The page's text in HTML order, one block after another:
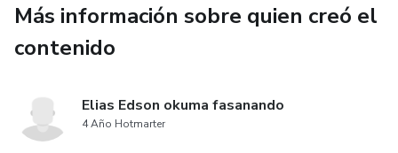
Más información sobre quien creó el
contenido
Elias Edson okuma fasanando
4 Año Hotmarter